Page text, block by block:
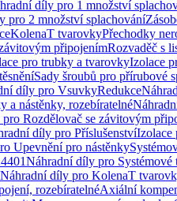
díly pro 1 množství
pro 2 množství splachování
KolenaT tvarovkyPřechodky
připojenímRozvaděč s
pro trubky a tvarovkyIzolace
Sady šroubů pro přírubové
díly pro VsuvkyRedukce
a nástěnky, rozebíratelné
Rozdělovač se závitovým
díly pro PříslušenstvíIzolace
Upevnění pro nástěnky
Náhradní díly pro Systémové
Náhradní díly pro KolenaT
rozebíratelnéAxiální